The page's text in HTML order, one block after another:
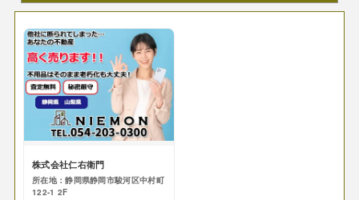
株式会社仁右衛門
所在地：静岡県静岡市駿河区中村町
122-1 2F